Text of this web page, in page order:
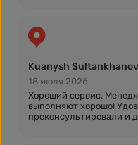
Kuanysh Sultankhanov
18 июля 2026
Хороший сервис.
выполняют хорошо!
проконсультировали и